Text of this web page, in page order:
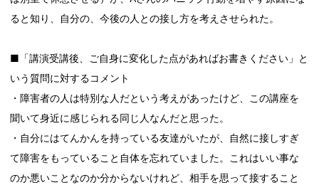
ると知り、自分の、今後の人との接し方を考えさせられた。
■「講演受講後、ご自身に変化した点があればお書きください」と
いう質問に対するコメント
・障害者の人は特別な人だという考えがあったけど、この講座を
聞いて身近に感じられる同じ人なんだと思った。
・自分にはてんかんを持っている友達がいたが、自然に接しすぎ
て障害をもっていること自体を忘れていました。これはいい事な
のか悪いことなのか分からないけれど、相手を思って接すること